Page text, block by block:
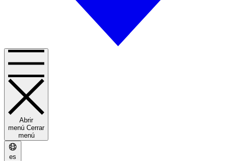
Abrir
menú Cerrar
menú
es